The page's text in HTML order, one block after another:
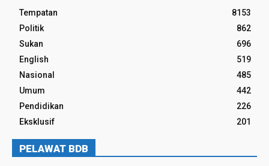
Tempatan
8153
Politik
862
Sukan
696
English
519
Nasional
485
Umum
442
Pendidikan
226
Eksklusif
201
PELAWAT BDB